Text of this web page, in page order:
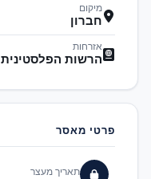
מיקום
חברון
אזרחות
הרשות הפלסטינית
פרטי מאסר
תאריך מעצר